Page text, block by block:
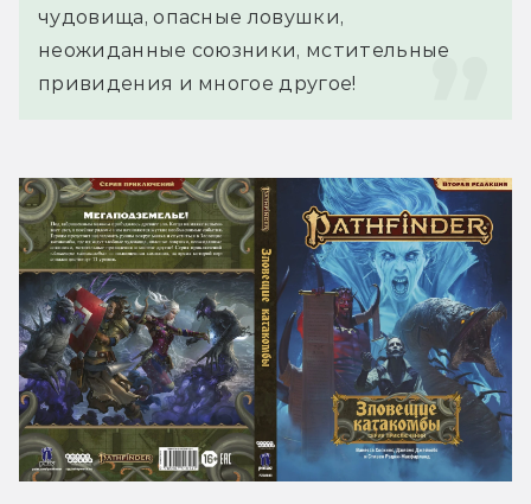
чудовища, опасные ловушки,
неожиданные союзники, мстительные
привидения и многое другое!